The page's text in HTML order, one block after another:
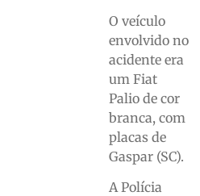
O veículo
envolvido no
acidente era
um Fiat
Palio de cor
branca, com
placas de
Gaspar (SC).
A Polícia